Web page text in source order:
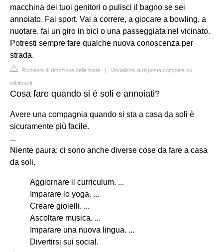
macchina dei tuoi genitori o pulisci il bagno se sei
annoiato. Fai sport. Vai a correre, a giocare a bowling, a
nuotare, fai un giro in bici o una passeggiata nel vicinato.
Potresti sempre fare qualche nuova conoscenza per
strada.
Richiesta di rimozione della fonte | Visualizza la risposta completa su
wikihow.it
Cosa fare quando si è soli e annoiati?
Avere una compagnia quando si sta a casa da soli è
sicuramente più facile.
...
Niente paura: ci sono anche diverse cose da fare a casa
da soli.
Aggiornare il curriculum. ...
Imparare lo yoga. ...
Creare gioielli. ...
Ascoltare musica. ...
Imparare una nuova lingua. ...
Divertirsi sui social.